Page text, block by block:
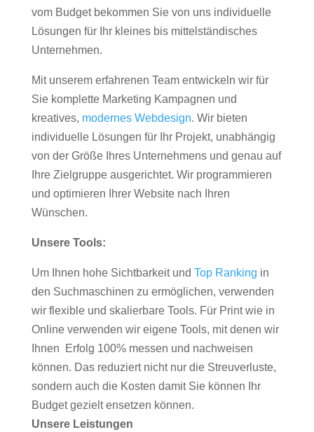
vom Budget bekommen Sie von uns individuelle
Lösungen für Ihr kleines bis mittelständisches
Unternehmen.
Mit unserem erfahrenen Team entwickeln wir für
Sie komplette Marketing Kampagnen und
kreatives, modernes Webdesign. Wir bieten
individuelle Lösungen für Ihr Projekt, unabhängig
von der Größe Ihres Unternehmens und genau auf
Ihre Zielgruppe ausgerichtet. Wir programmieren
und optimieren Ihrer Website nach Ihren
Wünschen.
Unsere Tools:
Um Ihnen hohe Sichtbarkeit und Top Ranking in
den Suchmaschinen zu ermöglichen, verwenden
wir flexible und skalierbare Tools. Für Print wie in
Online verwenden wir eigene Tools, mit denen wir
Ihnen Erfolg 100% messen und nachweisen
können. Das reduziert nicht nur die Streuverluste,
sondern auch die Kosten damit Sie können Ihr
Budget gezielt ensetzen können.
Unsere Leistungen